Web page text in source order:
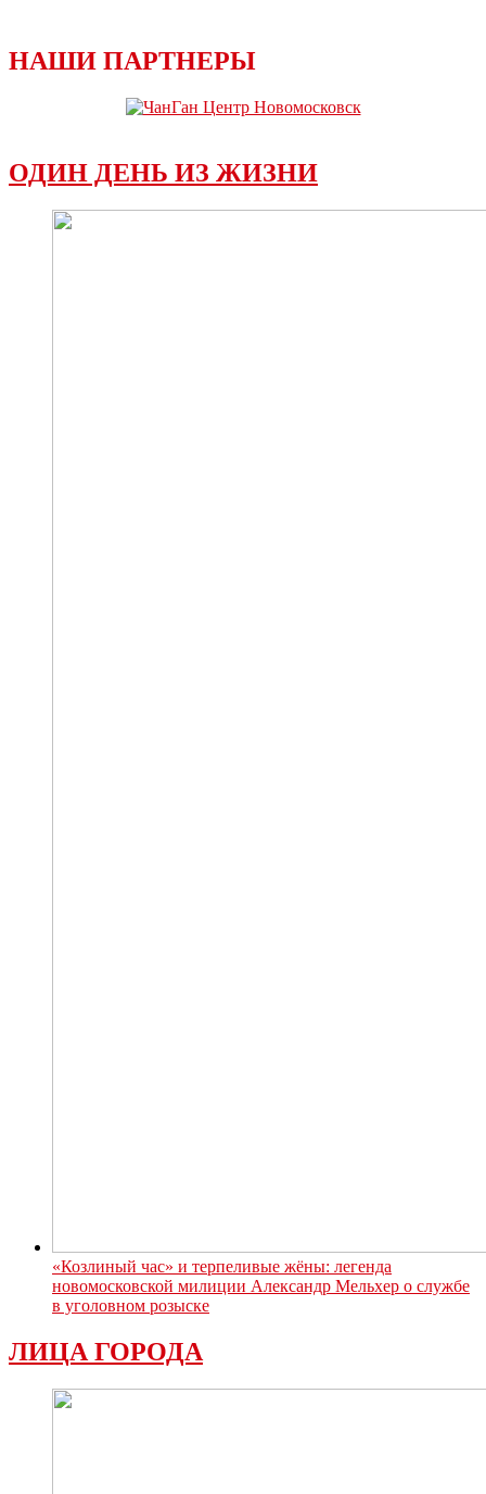
НАШИ ПАРТНЕРЫ
ОДИН ДЕНЬ ИЗ ЖИЗНИ
«Козлиный час» и терпеливые жёны: легенда
новомосковской милиции Александр Мельхер о службе
в уголовном розыске
ЛИЦА ГОРОДА